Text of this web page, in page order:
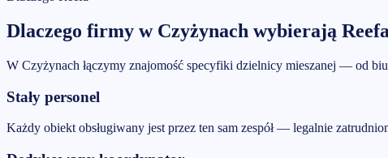
Dlaczego firmy w Czyżynach wybierają Reefa
W Czyżynach łączymy znajomość specyfiki dzielnicy mieszanej — od
Stały personel
Każdy obiekt obsługiwany jest przez ten sam zespół — legalnie